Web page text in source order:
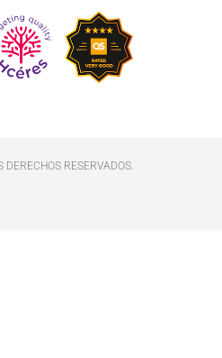
RESERVADOS.